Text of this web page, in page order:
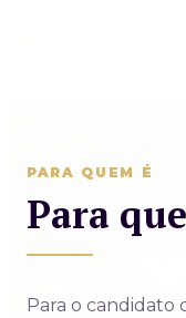
PARA QUEM É
Para
Para o candidato